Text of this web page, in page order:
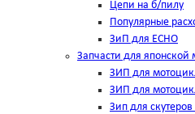
Цепи на б/пилу
Популярные
ЗиП для ЕСНО
Запчасти для японской
ЗИП для
ЗИП для
Зип для скутеров